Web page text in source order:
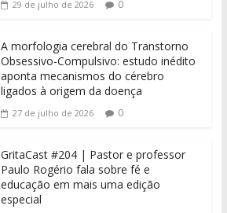
29 de julho de 2026 0
A morfologia cerebral do Transtorno
Obsessivo-Compulsivo: estudo inédito
aponta mecanismos do cérebro
ligados à origem da doença
27 de julho de 2026 0
GritaCast #204 | Pastor e professor
Paulo Rogério fala sobre fé e
educação em mais uma edição
especial